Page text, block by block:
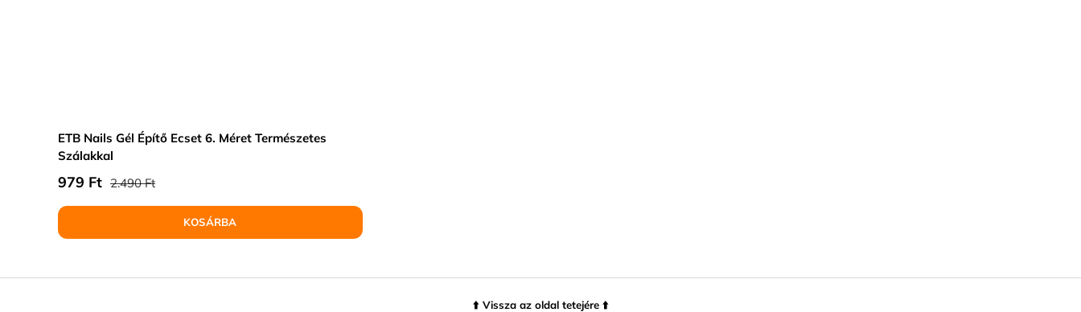
ETB Nails Gél Építő Ecset 6. Méret Természetes
Szálakkal
Eladási ár
979 Ft Normál ár
2.490 Ft
KOSÁRBA
⬆️ Vissza az oldal tetejére ⬆️